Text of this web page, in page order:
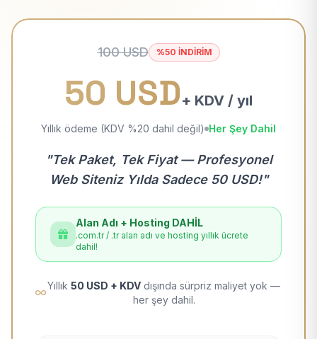
100 USD %50 İNDİRİM
50 USD+ KDV / yıl
Yıllık ödeme (KDV %20 dahil değil) Her Şey Dahil
"Tek Paket, Tek Fiyat — Profesyonel
Web Siteniz Yılda Sadece 50 USD!"
Alan Adı + Hosting DAHİL
.com.tr / .tr alan adı ve hosting yıllık ücrete
dahil!
Yıllık 50 USD + KDV dışında sürpriz maliyet yok —
her şey dahil.